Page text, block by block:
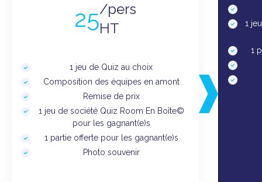
25/pers
HT
1 jeu de Quiz au choix
Composition des équipes en amont
Remise de prix
1 jeu de société Quiz Room En Boîte©
pour les gagnant(e)s
1 partie offerte pour les gagnant(e)s
Photo souvenir
1
1